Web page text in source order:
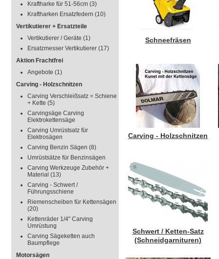
Kraftharke für 51-56cm (3)
Kraftharken Ersatzfedern (10)
Vertikutierer + Ersatzteile
Vertikutierer / Geräte (1)
Ersatzmesser Vertikutierer (17)
Aktion Frachtfrei
Angebote (1)
Carving - Holzschnitzen
Carving Verschleißsatz = Schiene
+ Kette (5)
Carvingsäge Carving
Elektrokettensäge
Carving Umrüstsatz für
Elektrosägen
Carving Benzin Sägen (8)
Umrüstsätze für Benzinsägen
Carving Werkzeuge Zubehör +
Material (13)
Carving - Schwert /
Führungsschiene
Riemenscheiben für Kettensägen
(20)
Kettenräder 1/4" Carving
Umrüstung
Carving Sägeketten auch
Baumpflege
Motorsägen
Schneefräsen
Carving - Holzschnitzen
Schwert / Ketten-Satz
(Schneidgarnituren)